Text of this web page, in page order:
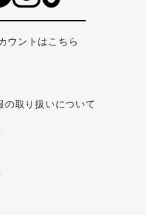
ウントはこちら